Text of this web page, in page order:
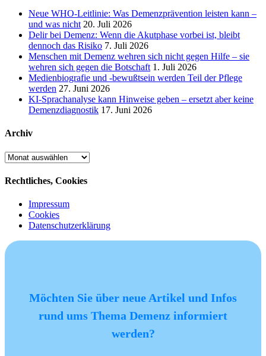
Neue WHO-Leitlinie: Was Demenzprävention leisten kann –
und was nicht 20. Juli 2026
Delir bei Demenz: Wenn die Akutphase vorbei ist, bleibt
dennoch das Risiko 7. Juli 2026
Menschen mit Demenz wehren sich nicht gegen Hilfe – sie
wehren sich gegen die Botschaft 1. Juli 2026
Medienbiografie und -bewußtsein werden Teil der Pflege
werden 27. Juni 2026
KI-Sprachanalyse kann Hinweise geben – ersetzt aber keine
Demenzdiagnostik 17. Juni 2026
Archiv
Archiv
Rechtliches, Cookies
Impressum
Cookies
Datenschutzerklärung
Möchten Sie über neue Artikel und Infos
rund ums Thema Demenz informiert
werden?